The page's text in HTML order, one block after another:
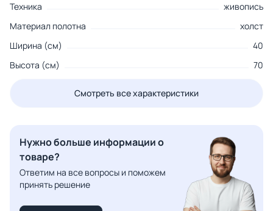
Техника
живопись
Материал полотна
холст
Ширина (см)
40
Высота (см)
70
Смотреть все характеристики
Нужно больше информации о
товаре?
Ответим на все вопросы и поможем
принять решение